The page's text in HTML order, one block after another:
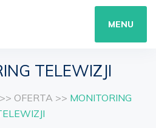
MENU
TELEWIZJI
>> OFERTA >> MONITORING